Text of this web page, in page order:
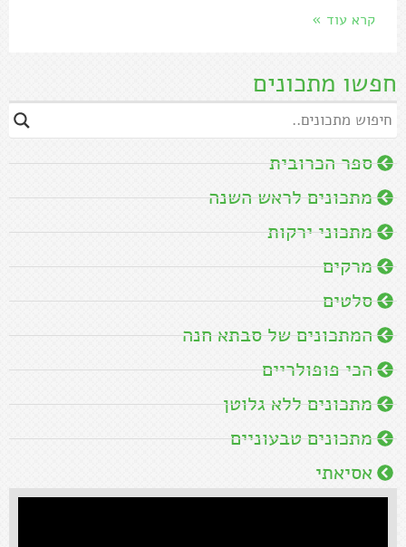
חפשו מתכונים
ספר הכרובית
מתכונים לראש השנה
מתכוני ירקות
מרקים
סלטים
המתכונים של סבתא חנה
הכי פופולריים
מתכונים ללא גלוטן
מתכונים טבעוניים
אסיאתי
קרא עוד »